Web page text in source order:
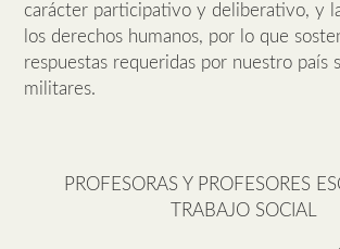
carácter participativo y deliberativo, y
los derechos humanos, por lo que
respuestas requeridas por nuestro país
militares.
PROFESORAS Y PROFESORES
TRABAJO SOCIAL